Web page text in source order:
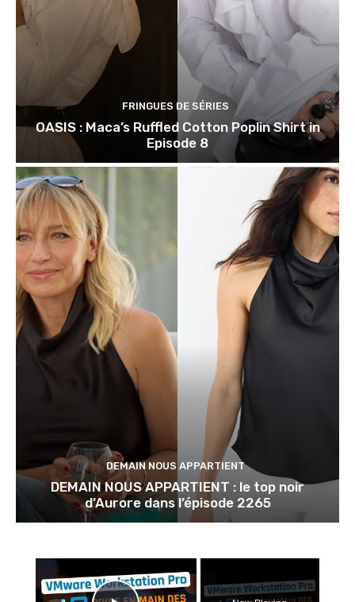
FRINGUES DE SÉRIES
OASIS : Maca’s Ruffled Cotton Poplin Shirt in
Episode 8
DEMAIN NOUS APPARTIENT
DEMAIN NOUS APPARTIENT : le top noir
d’Aurore dans l’épisode 2265